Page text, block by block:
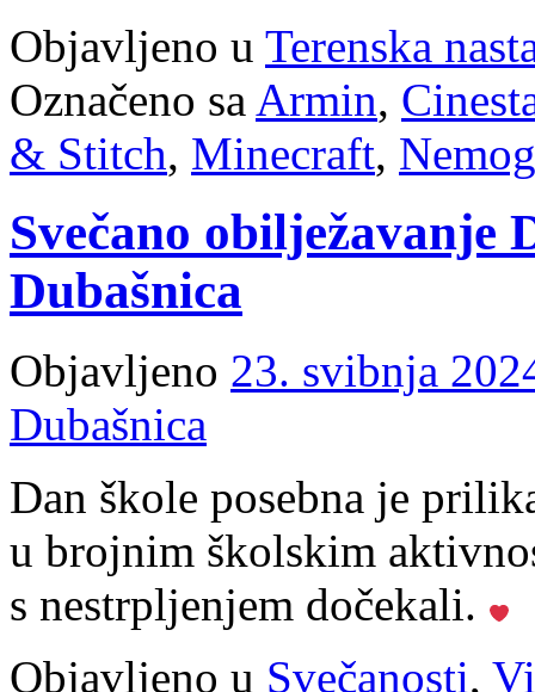
Objavljeno u Terenska
Označeno sa Armin,
& Stitch, Minecraft,
Svečano obilježavanje
Dubašnica
Objavljeno 23. svibnja
Dubašnica
Dan škole posebna je
u brojnim školskim
s nestrpljenjem dočekali.
Objavljeno u Svečanosti,